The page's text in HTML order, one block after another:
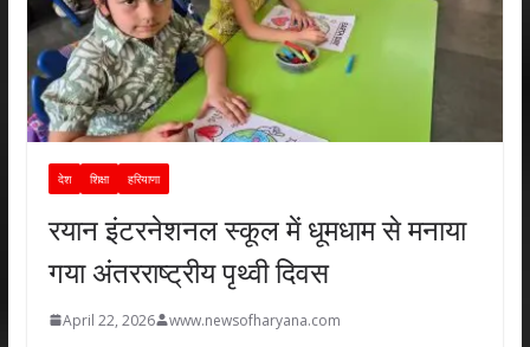
देश शिक्षा हरियाणा
रयान इंटरनेशनल स्कूल में धूमधाम से मनाया
गया अंतरराष्ट्रीय पृथ्वी दिवस
April 22, 2026 www.newsofharyana.com